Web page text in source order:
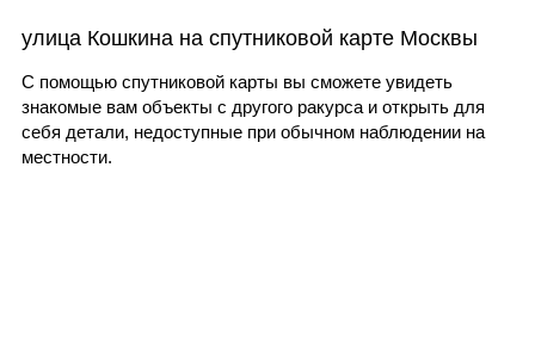
улица Кошкина на спутниковой карте Москвы
С помощью спутниковой карты вы сможете увидеть
знакомые вам объекты с другого ракурса и открыть для
себя детали, недоступные при обычном наблюдении на
местности.